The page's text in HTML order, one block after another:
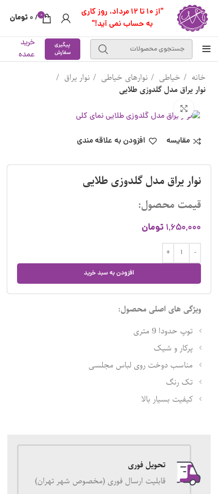
"از 10 تا 12 مرداد، روز کاری
به حساب نمی آید!"
0
/
0 تومان
پیگیری
سفارش
خرید
عمده
خانه خیاطی نوارهای خیاطی
نوار یراق
نوار یراق مدل گلدوزی طلایی
مقایسه افزودن به علاقه مندی
نوار یراق مدل گلدوزی طلایی
قیمت محصول:
1,650,000 تومان
افزودن به سبد خرید
ویژگی های اصلی محصول:
توپ حدودا 9 متری
پرکار و شیک
مناسب دوخت روی لباس مجلسی
تک رنگ
کیفیت بسیار بالا
تحویل فوری
قابلیت ارسال فوری (مخصوص شهر تهران)